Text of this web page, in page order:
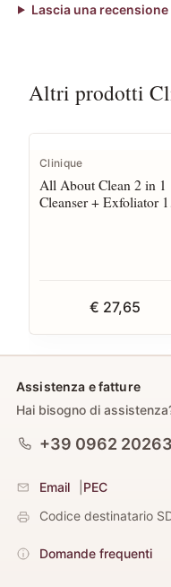
Lascia una recensione
Altri prodotti
Clinique
All About Clean 2 in 1
Cleanser + Exfoliator
€ 27,65
Assistenza e fatture
Hai bisogno di
+39 0962 20263
Email
PEC
Codice destinatario
Domande frequenti